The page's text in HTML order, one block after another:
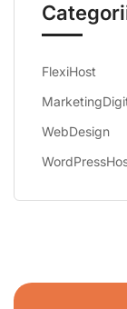
FlexiHost
WebDesign